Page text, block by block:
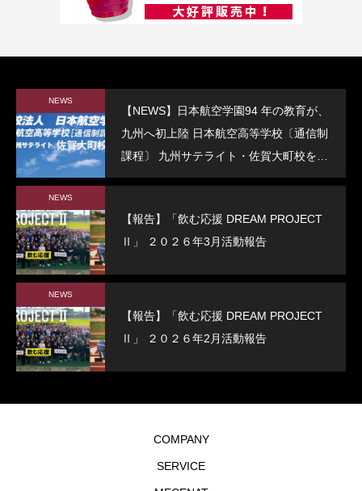
NEWS
【NEWS】日本航空学園94 年の教育が、
九州へ初上陸 日本航空高等学校〔通信制
課程〕 九州サテライト・佐賀大町校を開
校
NEWS
【報告】「飲む応援 DREAM PROJECT
Ⅱ」 ２０２６年3月活動報告
NEWS
【報告】「飲む応援 DREAM PROJECT
Ⅱ」 ２０２６年2月活動報告
COMPANY
SERVICE